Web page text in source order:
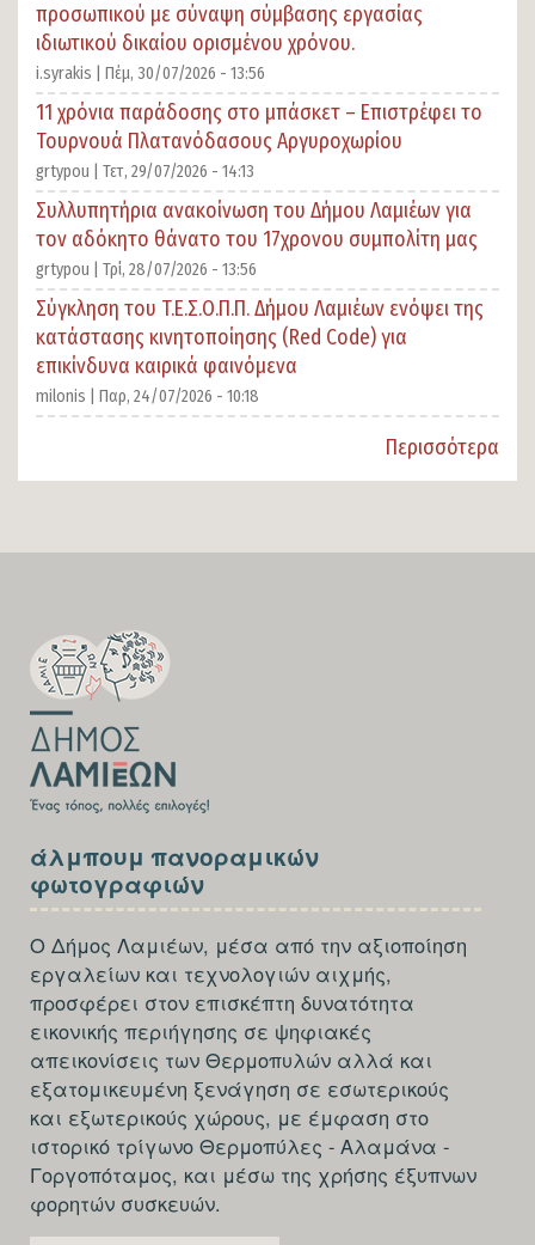
προσωπικού με σύναψη σύμβασης εργασίας
ιδιωτικού δικαίου ορισμένου χρόνου.
i.syrakis | Πέμ, 30/07/2026 - 13:56
11 χρόνια παράδοσης στο μπάσκετ – Επιστρέφει το
Τουρνουά Πλατανόδασους Αργυροχωρίου
grtypou | Τετ, 29/07/2026 - 14:13
Συλλυπητήρια ανακοίνωση του Δήμου Λαμιέων για
τον αδόκητο θάνατο του 17χρονου συμπολίτη μας
grtypou | Τρί, 28/07/2026 - 13:56
Σύγκληση του T.E.Σ.Ο.Π.Π. Δήμου Λαμιέων ενόψει της
κατάστασης κινητοποίησης (Red Code) για
επικίνδυνα καιρικά φαινόμενα
milonis | Παρ, 24/07/2026 - 10:18
Περισσότερα
FOOTER-
FIRST
SECTION
FOOTER-
THIRD
άλμπουμ πανοραμικών
φωτογραφιών
Ο Δήμος Λαμιέων, μέσα από την αξιοποίηση
εργαλείων και τεχνολογιών αιχμής,
προσφέρει στον επισκέπτη δυνατότητα
εικονικής περιήγησης σε ψηφιακές
απεικονίσεις των Θερμοπυλών αλλά και
εξατομικευμένη ξενάγηση σε εσωτερικούς
και εξωτερικούς χώρους, με έμφαση στο
ιστορικό τρίγωνο Θερμοπύλες - Αλαμάνα -
Γοργοπόταμος, και μέσω της χρήσης έξυπνων
φορητών συσκευών.